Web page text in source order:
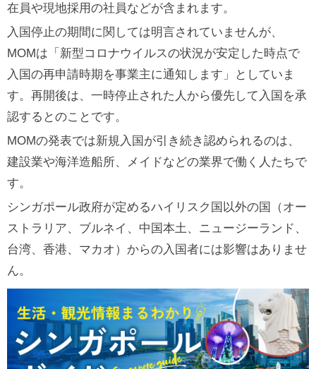
在員や現地採用の社員などが含まれます。
入国停止の期間に関しては明言されていませんが、
MOMは「新型コロナウイルスの状況が安定した時点で
入国の再申請時期を事業主に通知します」としていま
す。再開後は、一時停止された人から優先して入国を承
認するとのことです。
MOMの発表では新規入国が引き続き認められるのは、
建設業や海洋造船所、メイドなどの業界で働く人たちで
す。
シンガポール政府が定めるハイリスク国以外の国（オー
ストラリア、ブルネイ、中国本土、ニュージーランド、
台湾、香港、マカオ）からの入国者には影響はありませ
ん。